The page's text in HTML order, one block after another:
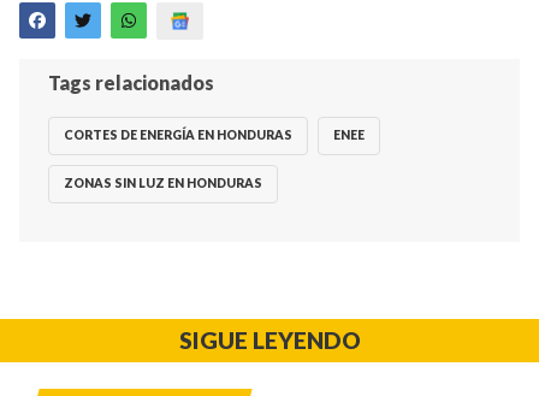
Tags relacionados
CORTES DE ENERGÍA EN HONDURAS ENEE
ZONAS SIN LUZ EN HONDURAS
SIGUE LEYENDO